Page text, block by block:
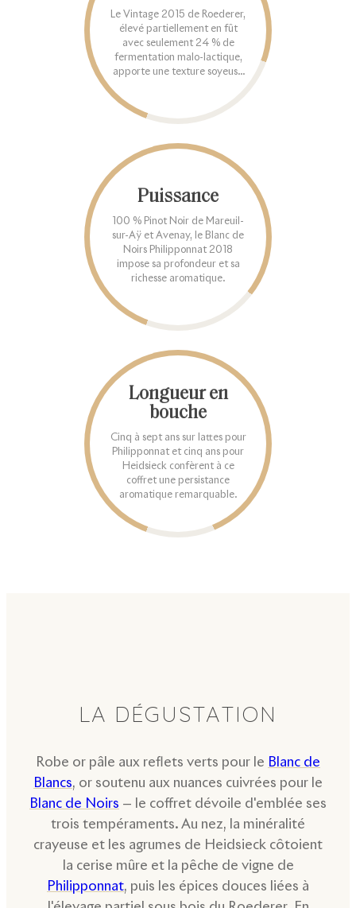
Le Vintage 2015 de Roederer,
élevé partiellement en fût
avec seulement 24 % de
fermentation malo-lactique,
apporte une texture soyeuse
Puissance
100 % Pinot Noir de Mareuil-
sur-Aÿ et Avenay, le Blanc de
Noirs Philipponnat 2018
impose sa profondeur et sa
richesse aromatique.
Longueur en
bouche
Cinq à sept ans sur lattes pour
Philipponnat et cinq ans pour
Heidsieck confèrent à ce
coffret une persistance
aromatique remarquable.
LA DÉGUSTATION
Robe or pâle aux reflets verts pour le Blanc de
Blancs, or soutenu aux nuances cuivrées pour le
Blanc de Noirs — le coffret dévoile d'emblée ses
trois tempéraments. Au nez, la minéralité
crayeuse et les agrumes de Heidsieck côtoient
la cerise mûre et la pêche de vigne de
Philipponnat, puis les épices douces liées à